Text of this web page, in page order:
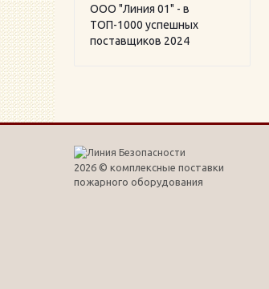
ООО "Линия 01" - в
ТОП-1000 успешных
поставщиков 2024
2026 © комплексные поставки
пожарного оборудования